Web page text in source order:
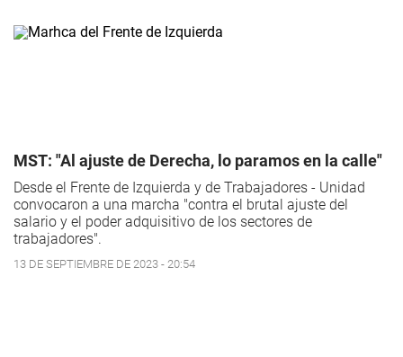
MST: "Al ajuste de Derecha, lo paramos en la calle"
Desde el Frente de Izquierda y de Trabajadores - Unidad
convocaron a una marcha "contra el brutal ajuste del
salario y el poder adquisitivo de los sectores de
trabajadores".
13 DE SEPTIEMBRE DE 2023 - 20:54